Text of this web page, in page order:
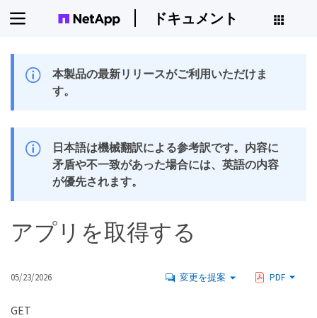
ドキュメント
本製品の最新リリースがご利用いただけま
す。
日本語は機械翻訳による参考訳です。内容に
矛盾や不一致があった場合には、英語の内容
が優先されます。
アプリを取得する
05/23/2026 変更を提案 PDF
GET